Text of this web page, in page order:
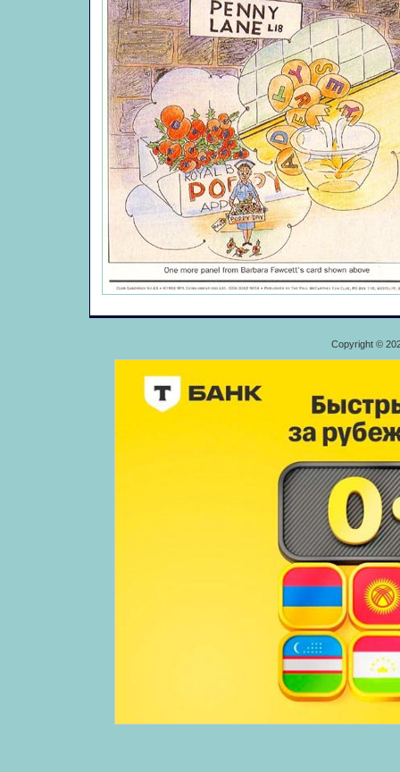
Copyright ©